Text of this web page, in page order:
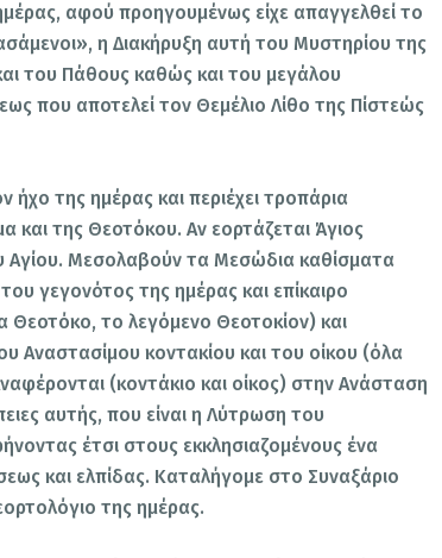
αφού προηγουμένως είχε απαγγελθεί το
η Διακήρυξη αυτή του Μυστηρίου της
του Πάθους καθώς και του μεγάλου
που αποτελεί τον Θεμέλιο Λίθο της Πίστεώς
ήχο της ημέρας και περιέχει τροπάρια
και της Θεοτόκου. Αν εορτάζεται Άγιος
Αγίου. Μεσολαβούν τα Μεσώδια καθίσματα
γεγονότος της ημέρας και επίκαιρο
Θεοτόκο, το λεγόμενο Θεοτοκίον) και
Αναστασίμου κοντακίου και του οίκου (όλα
(κοντάκιο και οίκος) στην Ανάσταση
αυτής, που είναι η Λύτρωση του
έτσι στους εκκλησιαζομένους ένα
και ελπίδας. Καταλήγομε στο Συναξάριο
της ημέρας.